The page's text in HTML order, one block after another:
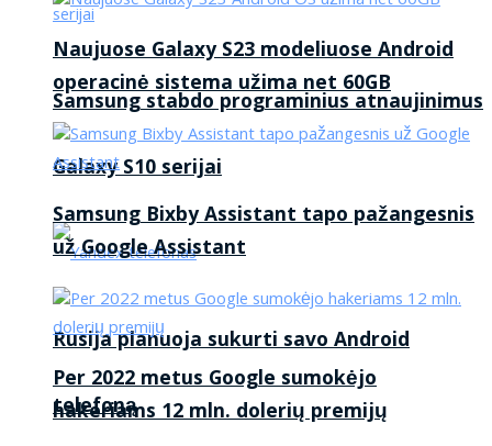
Samsung stabdo programinius atnaujinimus
Galaxy S10 serijai
Rusija planuoja sukurti savo Android
telefoną
Naujuose Galaxy S23 modeliuose Android
operacinė sistema užima net 60GB
Samsung Bixby Assistant tapo pažangesnis
už Google Assistant
Per 2022 metus Google sumokėjo
hakeriams 12 mln. dolerių premijų